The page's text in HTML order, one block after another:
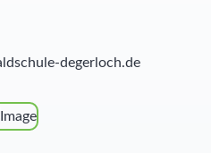
degerloch.de